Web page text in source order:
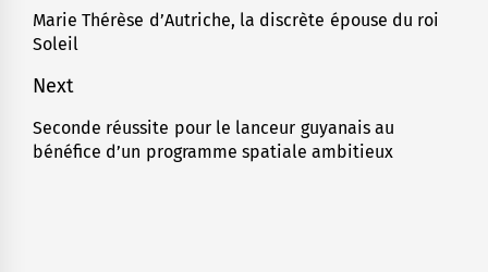
de
l’article
Previous
post:
Marie Thérèse d’Autriche, la discrète épouse du roi
Soleil
Next
Next
post:
Seconde réussite pour le lanceur guyanais au
bénéfice d’un programme spatiale ambitieux